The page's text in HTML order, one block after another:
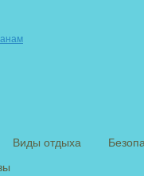
Виды отдыха